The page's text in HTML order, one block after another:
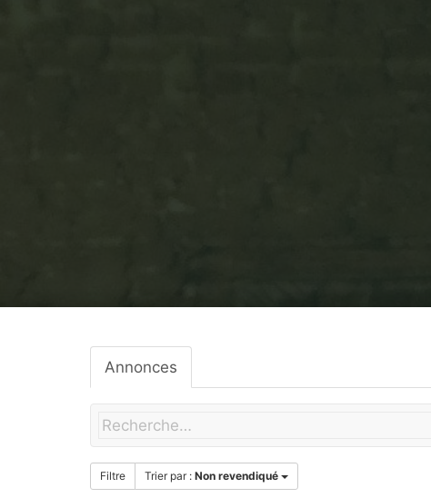
Annonces
Filtre Trier par : Non revendiqué